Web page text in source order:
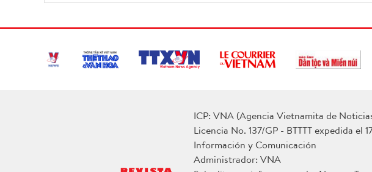
ICP: VNA (Agencia Vietnamita de
Licencia No. 137/GP - BTTTT expedida
Información y Comunicación
Administrador: VNA